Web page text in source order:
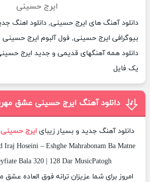
ایرج حسینی
دانلود آهنگ های ایرج حسینی, دانلود اهنگ
بیوگرافی ایرج حسینی, فول آلبوم ایرج
دانلود همه آهنگهای قدیمی و جدید ایرج
یک فایل
دانلود آهنگ ایرج حسینی عشق
دانلود آهنگ جدید و بسیار زیبای ایرج حسینی
Iraj Hoseini – Eshghe Mahrabonam Ba Matne
Bala 320 | 128 Dar MusicPatogh
امروز برای شما عزیزان ترانه فوق العاده عشق